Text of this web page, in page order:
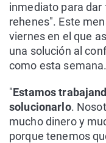
inmediato para dar
rehenes". Este
viernes en el que
una solución al
como esta semana.
"Estamos
solucionarlo.
mucho dinero y
porque tenemos